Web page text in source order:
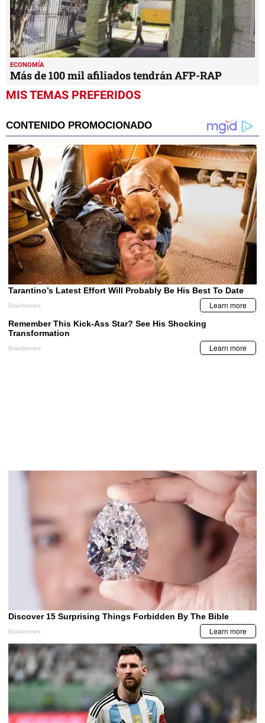
ECONOMÍA
Más de 100 mil afiliados tendrán AFP-RAP
MIS TEMAS PREFERIDOS